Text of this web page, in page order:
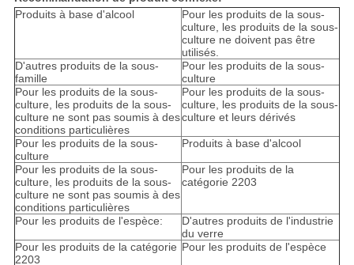
Produits à base d'alcool
Pour les produits de la sous-
culture, les produits de la sous-
culture ne doivent pas être
utilisés.
D'autres produits de la sous-
famille
Pour les produits de la sous-
culture
Pour les produits de la sous-
culture, les produits de la sous-
culture ne sont pas soumis à des
conditions particulières
Pour les produits de la sous-
culture, les produits de la sous-
culture et leurs dérivés
Pour les produits de la sous-
culture
Produits à base d'alcool
Pour les produits de la sous-
culture, les produits de la sous-
culture ne sont pas soumis à des
conditions particulières
Pour les produits de la
catégorie 2203
Pour les produits de l'espèce:
D'autres produits de l'industrie
du verre
Pour les produits de la catégorie
2203
Pour les produits de l'espèce